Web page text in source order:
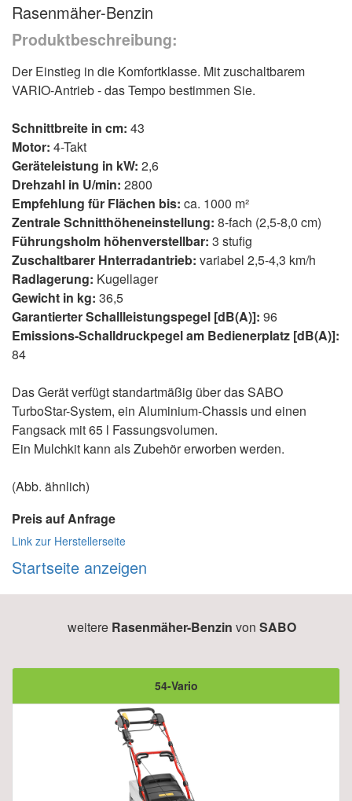
Rasenmäher-Benzin
Produktbeschreibung:
Der Einstieg in die Komfortklasse. Mit zuschaltbarem
VARIO-Antrieb - das Tempo bestimmen Sie.
Schnittbreite in cm: 43
Motor: 4-Takt
Geräteleistung in kW: 2,6
Drehzahl in U/min: 2800
Empfehlung für Flächen bis: ca. 1000 m²
Zentrale Schnitthöheneinstellung: 8-fach (2,5-8,0 cm)
Führungsholm höhenverstellbar: 3 stufig
Zuschaltbarer Hnterradantrieb: variabel 2,5-4,3 km/h
Radlagerung: Kugellager
Gewicht in kg: 36,5
Garantierter Schallleistungspegel [dB(A)]: 96
Emissions-Schalldruckpegel am Bedienerplatz [dB(A)]:
84
Das Gerät verfügt standartmäßig über das SABO
TurboStar-System, ein Aluminium-Chassis und einen
Fangsack mit 65 l Fassungsvolumen.
Ein Mulchkit kann als Zubehör erworben werden.
(Abb. ähnlich)
Preis auf Anfrage
Link zur Herstellerseite
Startseite anzeigen
weitere Rasenmäher-Benzin von SABO
54-Vario